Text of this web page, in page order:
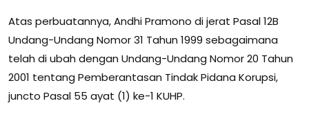
Atas perbuatannya, Andhi Pramono di jerat Pasal 12B
Undang-Undang Nomor 31 Tahun 1999 sebagaimana
telah di ubah dengan Undang-Undang Nomor 20 Tahun
2001 tentang Pemberantasan Tindak Pidana Korupsi,
juncto Pasal 55 ayat (1) ke-1 KUHP.